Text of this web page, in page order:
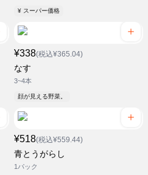
¥ スーパー価格
¥338(税込¥365.04)
なす
3~4本
顔が見える野菜。
¥518(税込¥559.44)
青とうがらし
1パック